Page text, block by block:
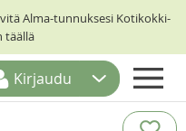
Alma-tunnuksesi Kotikokki-
täällä
Kirjaudu